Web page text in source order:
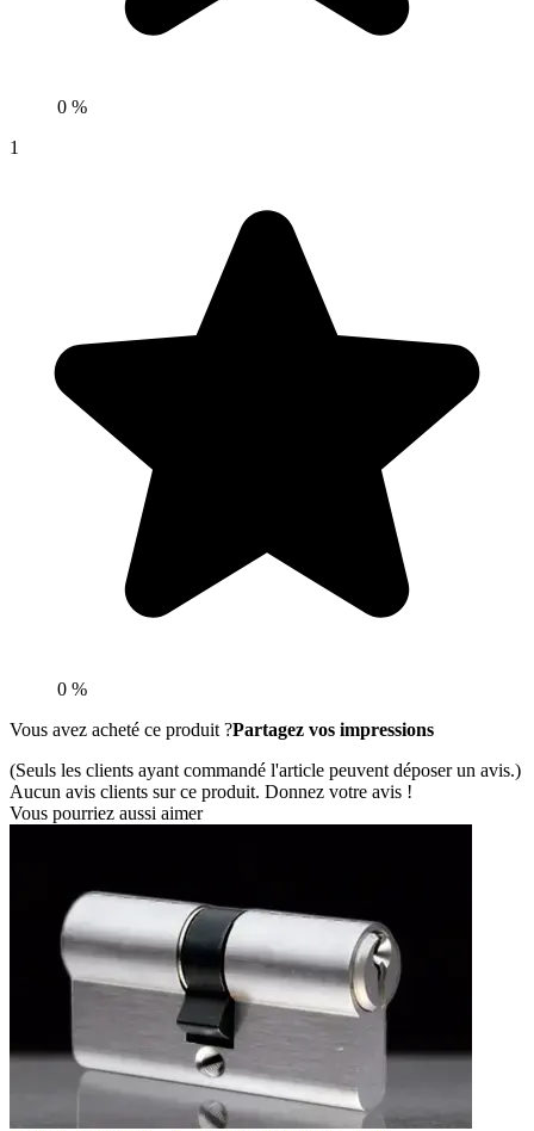
0 %
1
0 %
Vous avez acheté ce produit ?Partagez vos impressions
(Seuls les clients ayant commandé l'article peuvent déposer un avis.)
Aucun avis clients sur ce produit. Donnez votre avis !
Vous pourriez aussi aimer